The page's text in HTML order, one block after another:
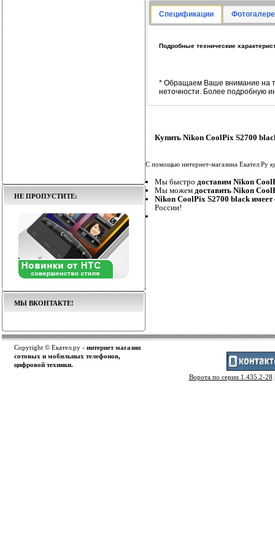
НЕ ПРОПУСТИТЕ:
МЫ ВКОНТАКТЕ!
Спецификации
Подробные технические
* Обращаем Ваше внимание на
неточности. Более подробную
Купить Nikon CoolPix S2700
С помощью интернет-магазина Екател.Ру
Мы быстро доставим Nikon
Мы можем доставить Nikon
Nikon CoolPix S2700 black имеет
России!
Copyright © Екател.ру - интернет магазин
сотовых и мобильных телефонов,
цифровой техники.
Ворота по серии 1.435.2-28